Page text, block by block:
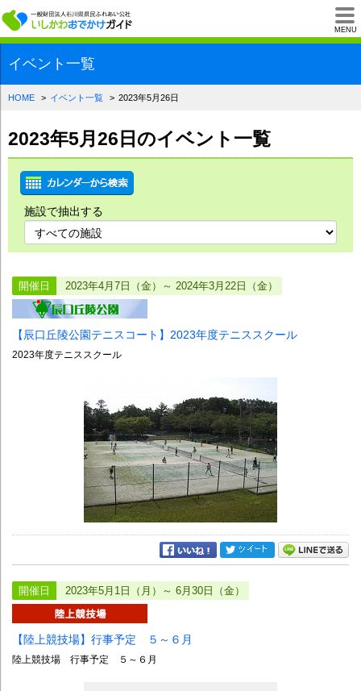
MENU
一般財団法人石川
イベント一覧
HOME イベント一覧 2023年5月26日
2023年5月26日のイベント一覧
施設で抽出する
開催日 2023年4月7日（金）～ 2024年3月22日（金）
【辰口丘陵公園テニスコート】2023年度テニススクール
2023年度テニススクール
開催日 2023年5月1日（月）～ 6月30日（金）
【陸上競技場】行事予定 ５～６月
陸上競技場 行事予定 ５～６月